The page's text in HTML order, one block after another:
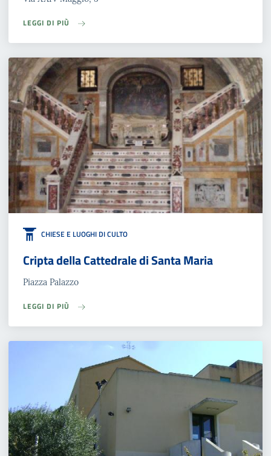
LEGGI DI PIÙ
CHIESE E LUOGHI DI CULTO
Cripta della Cattedrale di Santa Maria
Piazza Palazzo
LEGGI DI PIÙ